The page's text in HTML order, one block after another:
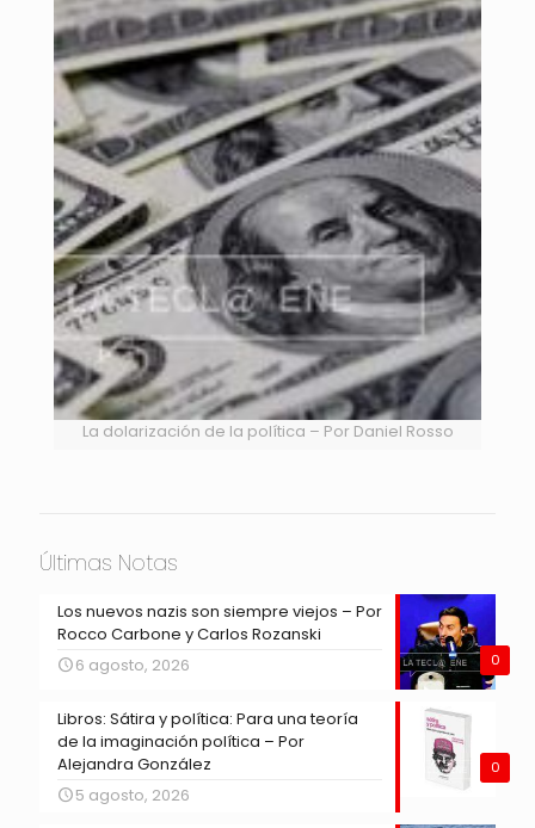
La dolarización de la política – Por Daniel Rosso
Últimas Notas
0
Los nuevos nazis son siempre viejos – Por
Rocco Carbone y Carlos Rozanski
6 agosto, 2026
0
Libros: Sátira y política: Para una teoría
de la imaginación política – Por
Alejandra González
5 agosto, 2026